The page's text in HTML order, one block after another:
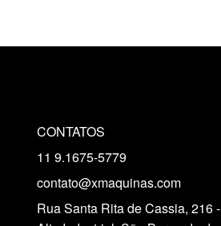
CONTATOS
11 9.1675-5779
contato@xmaquinas.com
Rua Santa Rita de Cassia, 216 -